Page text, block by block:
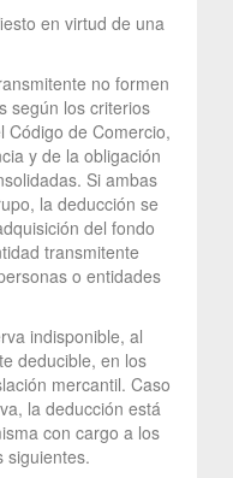
en virtud de una
no formen
según los criterios
Código de Comercio,
y de la obligación
Si ambas
la deducción se
del fondo
transmitente
o entidades
indisponible, al
deducible, en los
mercantil. Caso
la deducción está
con cargo a los
siguientes.